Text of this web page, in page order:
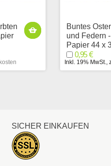
Buntes
und Federn
Papier 44 x
0,95 €
Inkl. 19% MwSt.,
SICHER EINKAUFEN